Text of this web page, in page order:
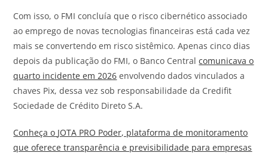
Com isso, o FMI concluía que o risco cibernético associado
ao emprego de novas tecnologias financeiras está cada vez
mais se convertendo em risco sistêmico. Apenas cinco dias
depois da publicação do FMI, o Banco Centralcomunicava o
quarto incidente em 2026 envolvendo dados vinculados a
chaves Pix, dessa vez sob responsabilidade da Credifit
Sociedade de Crédito Direto S.A.
Conheça o JOTA PRO Poder, plataforma de monitoramento
que oferece transparência e previsibilidade para empresas